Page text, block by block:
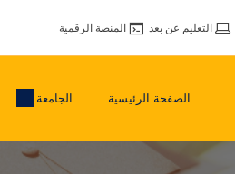
التعليم عن بعد المنصة الرقمية
الصفحة الرئيسية الجامعة